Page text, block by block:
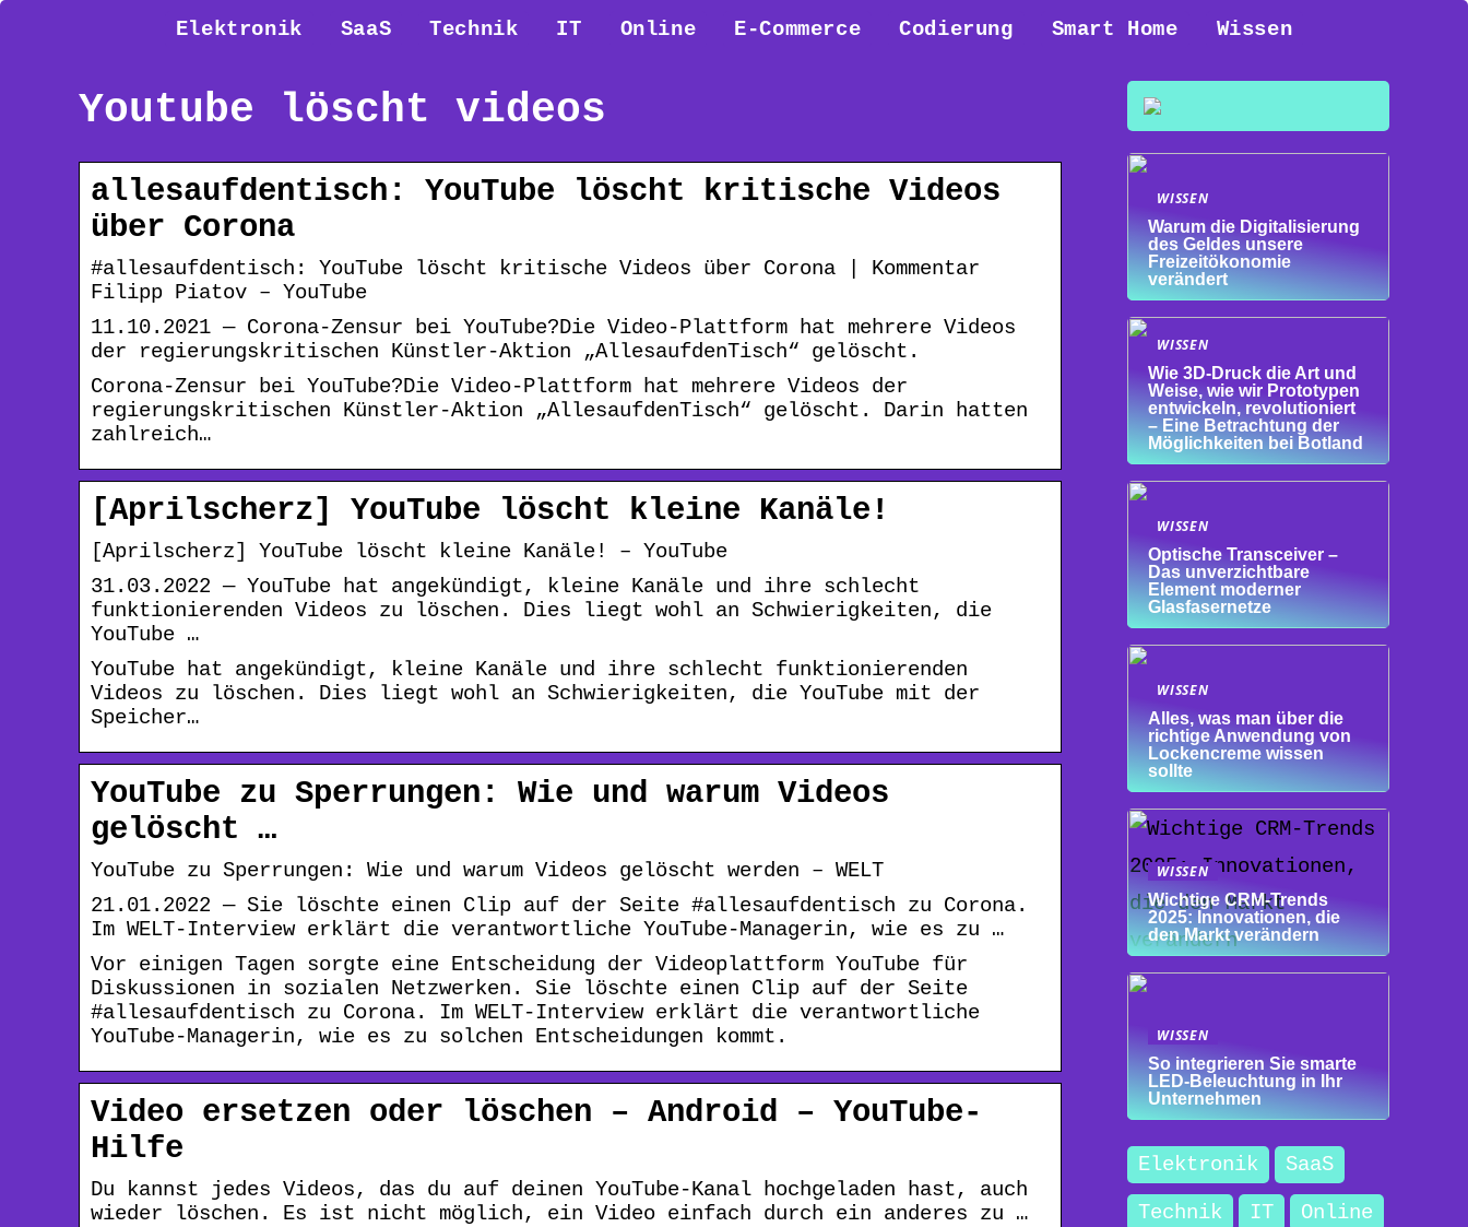
Elektronik SaaS Technik IT Online E-Commerce Codierung Smart Home Wissen
Youtube löscht videos
allesaufdentisch: YouTube löscht kritische Videos
über Corona
#allesaufdentisch: YouTube löscht kritische Videos über Corona | Kommentar
Filipp Piatov – YouTube
11.10.2021 — Corona-Zensur bei YouTube?Die Video-Plattform hat mehrere Videos
der regierungskritischen Künstler-Aktion „AllesaufdenTisch“ gelöscht.
Corona-Zensur bei YouTube?Die Video-Plattform hat mehrere Videos der
regierungskritischen Künstler-Aktion „AllesaufdenTisch“ gelöscht. Darin hatten
zahlreich…
[Aprilscherz] YouTube löscht kleine Kanäle!
[Aprilscherz] YouTube löscht kleine Kanäle! – YouTube
31.03.2022 — YouTube hat angekündigt, kleine Kanäle und ihre schlecht
funktionierenden Videos zu löschen. Dies liegt wohl an Schwierigkeiten, die
YouTube …
YouTube hat angekündigt, kleine Kanäle und ihre schlecht funktionierenden
Videos zu löschen. Dies liegt wohl an Schwierigkeiten, die YouTube mit der
Speicher…
YouTube zu Sperrungen: Wie und warum Videos
gelöscht …
YouTube zu Sperrungen: Wie und warum Videos gelöscht werden – WELT
21.01.2022 — Sie löschte einen Clip auf der Seite #allesaufdentisch zu Corona.
Im WELT-Interview erklärt die verantwortliche YouTube-Managerin, wie es zu …
Vor einigen Tagen sorgte eine Entscheidung der Videoplattform YouTube für
Diskussionen in sozialen Netzwerken. Sie löschte einen Clip auf der Seite
#allesaufdentisch zu Corona. Im WELT-Interview erklärt die verantwortliche
YouTube-Managerin, wie es zu solchen Entscheidungen kommt.
Video ersetzen oder löschen – Android – YouTube-
Hilfe
Du kannst jedes Videos, das du auf deinen YouTube-Kanal hochgeladen hast, auch
wieder löschen. Es ist nicht möglich, ein Video einfach durch ein anderes zu …
WISSEN
Warum die Digitalisierung
des Geldes unsere
Freizeitökonomie
verändert
WISSEN
Wie 3D-Druck die Art und
Weise, wie wir Prototypen
entwickeln, revolutioniert
– Eine Betrachtung der
Möglichkeiten bei Botland
WISSEN
Optische Transceiver –
Das unverzichtbare
Element moderner
Glasfasernetze
WISSEN
Alles, was man über die
richtige Anwendung von
Lockencreme wissen
sollte
WISSEN
Wichtige CRM-Trends
2025: Innovationen, die
den Markt verändern
WISSEN
So integrieren Sie smarte
LED-Beleuchtung in Ihr
Unternehmen
Elektronik
SaaS
Technik
IT
Online